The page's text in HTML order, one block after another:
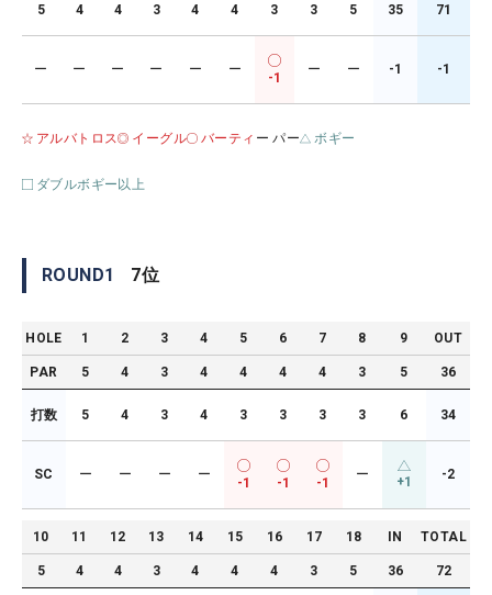
5 4 4 3 4 4 3 3 5 35 71
ー ー ー ー ー ー
-1
ー ー -1 -1
アルバトロス イーグル バーティ ー パー ボギー
ダブルボギー以上
ROUND1 7位
HOLE 1 2 3 4 5 6 7 8 9 OUT
PAR 5 4 3 4 4 4 4 3 5 36
打数 5 4 3 4 3 3 3 3 6 34
SC ー ー ー ー
-1 -1 -1
ー +1 -2
10 11 12 13 14 15 16 17 18 IN TOTAL
5 4 4 3 4 4 4 3 5 36 72